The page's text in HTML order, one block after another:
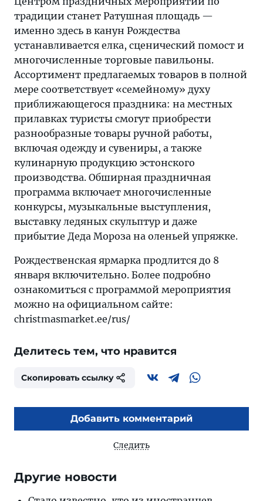
традиции станет Ратушная площадь —
именно здесь в канун Рождества
устанавливается елка, сценический помост и
многочисленные торговые павильоны.
Ассортимент предлагаемых товаров в полной
мере соответствует «семейному» духу
приближающегося праздника: на местных
прилавках туристы смогут приобрести
разнообразные товары ручной работы,
включая одежду и сувениры, а также
кулинарную продукцию эстонского
производства. Обширная праздничная
программа включает многочисленные
конкурсы, музыкальные выступления,
выставку ледяных скульптур и даже
прибытие Деда Мороза на оленьей упряжке.
Рождественская ярмарка продлится до 8
января включительно. Более подробно
ознакомиться с программой мероприятия
можно на официальном сайте:
christmasmarket.ee/rus/
Делитесь тем, что нравится
Скопировать ссылку
Добавить комментарий
Следить
Другие новости